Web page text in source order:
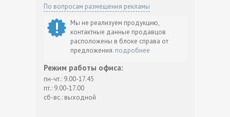
По вопросам размещения рекламы
Мы не реализуем продукцию,
контактные данные продавцов
расположены в блоке справа от
предложения. подробнее
Режим работы офиса:
пн-чт.: 9.00-17.45
пт.: 9.00-17.00
сб-вс.: выходной